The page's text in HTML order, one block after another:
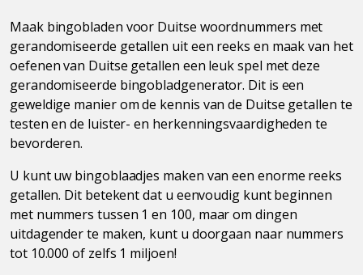
Maak bingobladen voor Duitse woordnummers met
gerandomiseerde getallen uit een reeks en maak van het
oefenen van Duitse getallen een leuk spel met deze
gerandomiseerde bingobladgenerator. Dit is een
geweldige manier om de kennis van de Duitse getallen te
testen en de luister- en herkenningsvaardigheden te
bevorderen.
U kunt uw bingoblaadjes maken van een enorme reeks
getallen. Dit betekent dat u eenvoudig kunt beginnen
met nummers tussen 1 en 100, maar om dingen
uitdagender te maken, kunt u doorgaan naar nummers
tot 10.000 of zelfs 1 miljoen!